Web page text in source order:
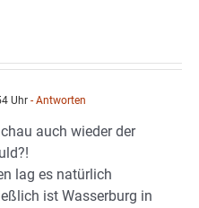
Uhr - Antworten
auch wieder der
lag es natürlich
ist Wasserburg in